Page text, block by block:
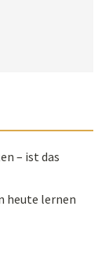
– ist das
heute lernen